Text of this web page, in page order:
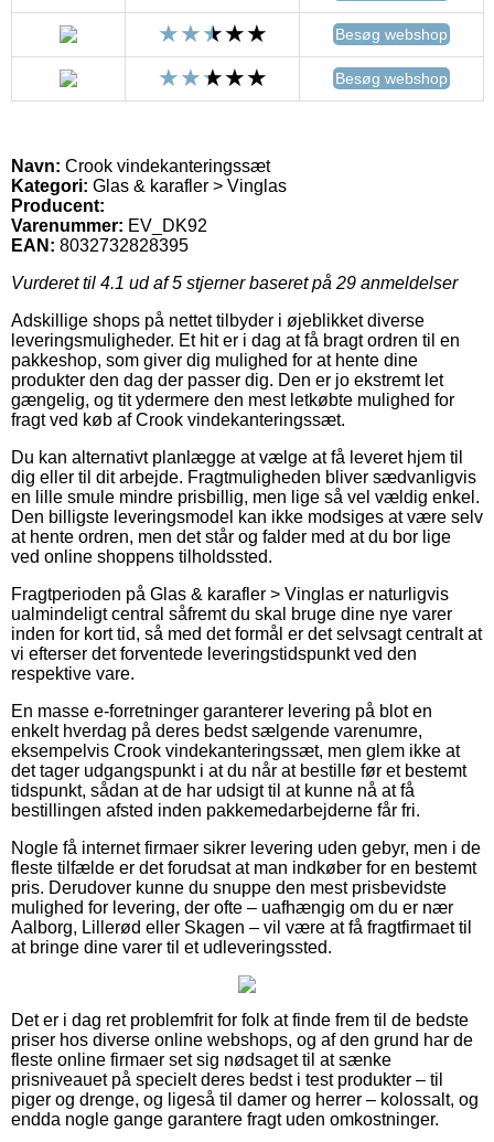
Besøg webshop
Besøg webshop
Navn: Crook vindekanteringssæt
Kategori: Glas & karafler > Vinglas
Producent:
Varenummer: EV_DK92
EAN: 8032732828395
Vurderet til 4.1 ud af 5 stjerner baseret på 29 anmeldelser
Adskillige shops på nettet tilbyder i øjeblikket diverse
leveringsmuligheder. Et hit er i dag at få bragt ordren til en
pakkeshop, som giver dig mulighed for at hente dine
produkter den dag der passer dig. Den er jo ekstremt let
gængelig, og tit ydermere den mest letkøbte mulighed for
fragt ved køb af Crook vindekanteringssæt.
Du kan alternativt planlægge at vælge at få leveret hjem til
dig eller til dit arbejde. Fragtmuligheden bliver sædvanligvis
en lille smule mindre prisbillig, men lige så vel vældig enkel.
Den billigste leveringsmodel kan ikke modsiges at være selv
at hente ordren, men det står og falder med at du bor lige
ved online shoppens tilholdssted.
Fragtperioden på Glas & karafler > Vinglas er naturligvis
ualmindeligt central såfremt du skal bruge dine nye varer
inden for kort tid, så med det formål er det selvsagt centralt at
vi efterser det forventede leveringstidspunkt ved den
respektive vare.
En masse e-forretninger garanterer levering på blot en
enkelt hverdag på deres bedst sælgende varenumre,
eksempelvis Crook vindekanteringssæt, men glem ikke at
det tager udgangspunkt i at du når at bestille før et bestemt
tidspunkt, sådan at de har udsigt til at kunne nå at få
bestillingen afsted inden pakkemedarbejderne får fri.
Nogle få internet firmaer sikrer levering uden gebyr, men i de
fleste tilfælde er det forudsat at man indkøber for en bestemt
pris. Derudover kunne du snuppe den mest prisbevidste
mulighed for levering, der ofte – uafhængig om du er nær
Aalborg, Lillerød eller Skagen – vil være at få fragtfirmaet til
at bringe dine varer til et udleveringssted.
Det er i dag ret problemfrit for folk at finde frem til de bedste
priser hos diverse online webshops, og af den grund har de
fleste online firmaer set sig nødsaget til at sænke
prisniveauet på specielt deres bedst i test produkter – til
piger og drenge, og ligeså til damer og herrer – kolossalt, og
endda nogle gange garantere fragt uden omkostninger.